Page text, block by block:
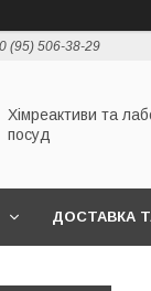
(95) 506-38-29
Хімреактиви та
посуд
ДОСТАВКА